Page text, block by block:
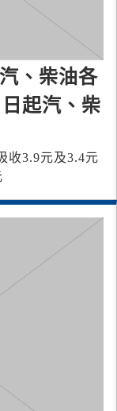
、柴油各
起汽、柴
收3.9元及3.4元